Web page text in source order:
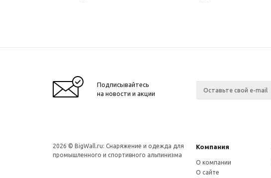
Подписывайтесь
на новости и акции
2026 © BigWall.ru: Снаряжение и одежда для
промышленного и спортивного альпинизма
Компания
О компании
О сайте